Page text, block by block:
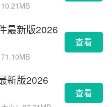
最新版2026
查看
新版2026
查看